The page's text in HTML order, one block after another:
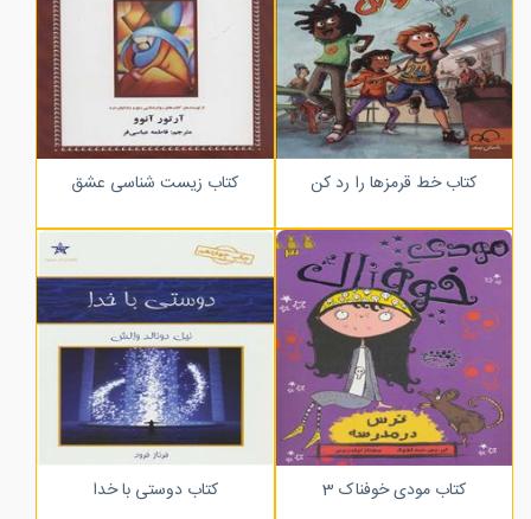
کتاب خط قرمزها را رد کن کتاب زیست شناسی عشق
کتاب مودی خوفناک 3 کتاب دوستی با خدا